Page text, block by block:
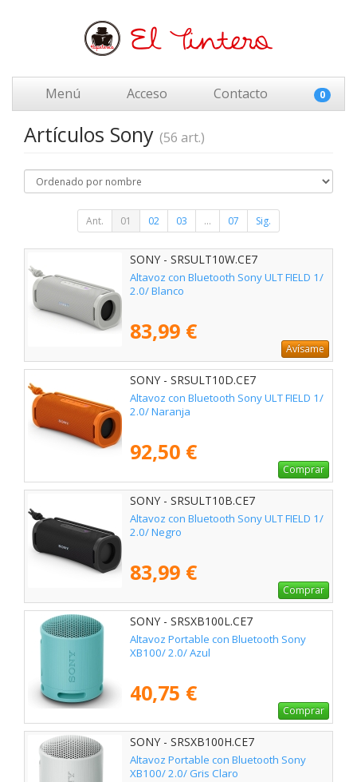
Menú Acceso Contacto 0
Artículos Sony (56 art.)
Ant. 01 02 03 ... 07 Sig.
SONY - SRSULT10W.CE7
Altavoz con Bluetooth Sony ULT FIELD 1/
2.0/ Blanco
83,99 €
Avísame
SONY - SRSULT10D.CE7
Altavoz con Bluetooth Sony ULT FIELD 1/
2.0/ Naranja
92,50 €
Comprar
SONY - SRSULT10B.CE7
Altavoz con Bluetooth Sony ULT FIELD 1/
2.0/ Negro
83,99 €
Comprar
SONY - SRSXB100L.CE7
Altavoz Portable con Bluetooth Sony
XB100/ 2.0/ Azul
40,75 €
Comprar
SONY - SRSXB100H.CE7
Altavoz Portable con Bluetooth Sony
XB100/ 2.0/ Gris Claro